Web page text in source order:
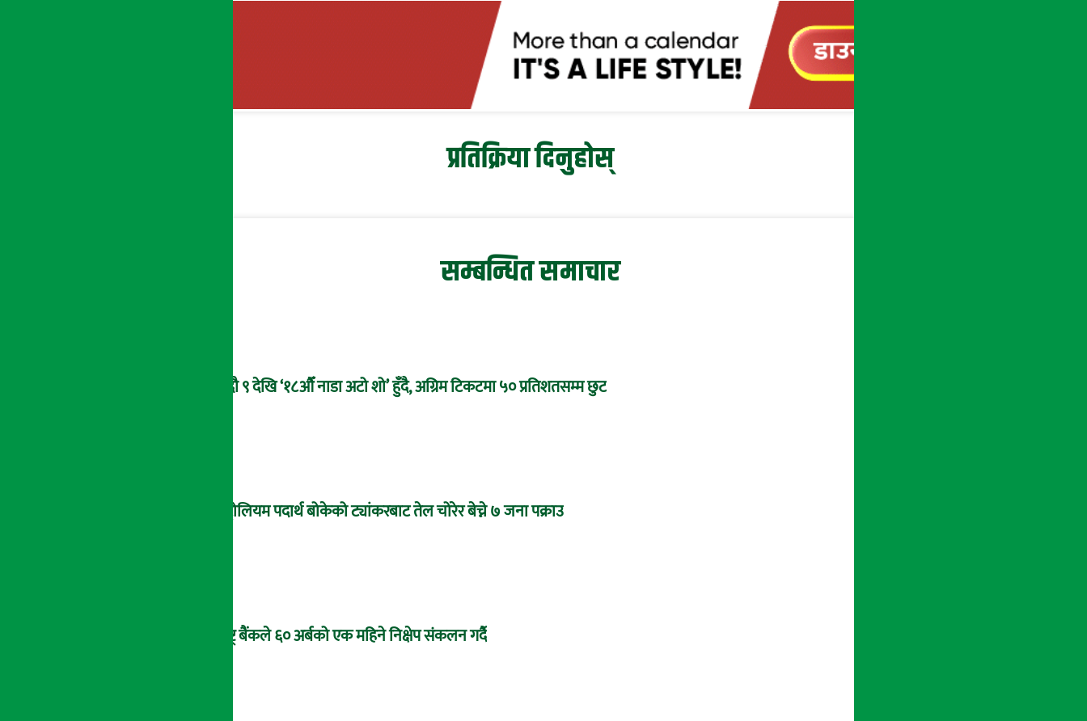
प्रतिक्रिया दिनुहोस्
सम्बन्धित समाचार
भदौ ९ देखि ‘१८औँ नाडा अटो शो’ हुँदै, अग्रिम टिकटमा ५० प्रतिशतसम्म छुट
पेट्रोलियम पदार्थ बोकेको ट्यांकरबाट तेल चोरेर बेच्ने ७ जना पक्राउ
राष्ट्र बैंकले ६० अर्बको एक महिने निक्षेप संकलन गर्दै